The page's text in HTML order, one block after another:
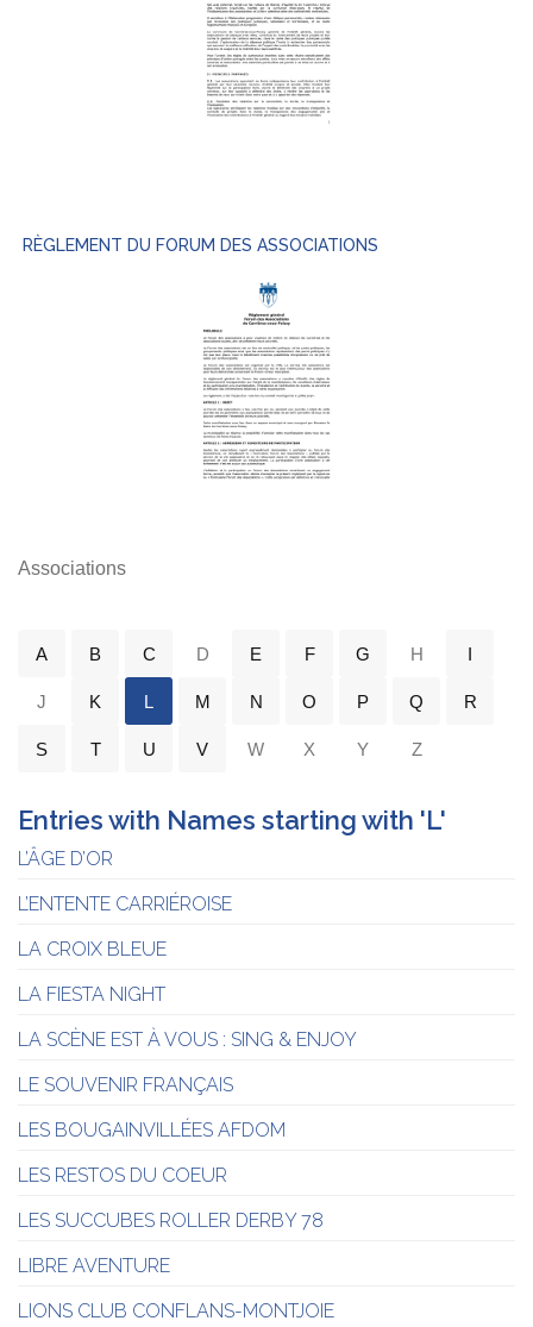
RÈGLEMENT DU FORUM DES ASSOCIATIONS
Associations
A B C D E F G H I
J K L M N O P Q R
S T U V W X Y Z
Entries with Names starting with 'L'
L’ÂGE D’OR
L’ENTENTE CARRIÉROISE
LA CROIX BLEUE
LA FIESTA NIGHT
LA SCÈNE EST À VOUS : SING & ENJOY
LE SOUVENIR FRANÇAIS
LES BOUGAINVILLÉES AFDOM
LES RESTOS DU COEUR
LES SUCCUBES ROLLER DERBY 78
LIBRE AVENTURE
LIONS CLUB CONFLANS-MONTJOIE